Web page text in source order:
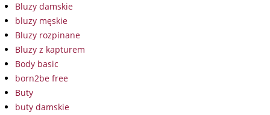
Bluzy damskie
bluzy męskie
Bluzy rozpinane
Bluzy z kapturem
Body basic
born2be free
Buty
buty damskie